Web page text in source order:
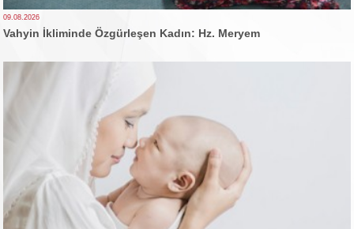
09.08.2026
Vahyin İkliminde Özgürleşen Kadın: Hz. Meryem